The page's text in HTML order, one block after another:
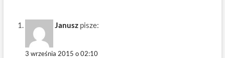
Janusz pisze:
3 września 2015 o 02:10